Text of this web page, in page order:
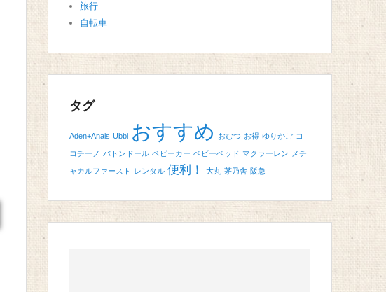
旅行
自転車
タグ
Aden+Anais Ubbi おすすめ おむつ お得 ゆりかご コ
コチーノ バトンドール ベビーカー ベビーベッド マクラーレン メチ
ャカルファースト レンタル 便利！ 大丸 茅乃舎 阪急